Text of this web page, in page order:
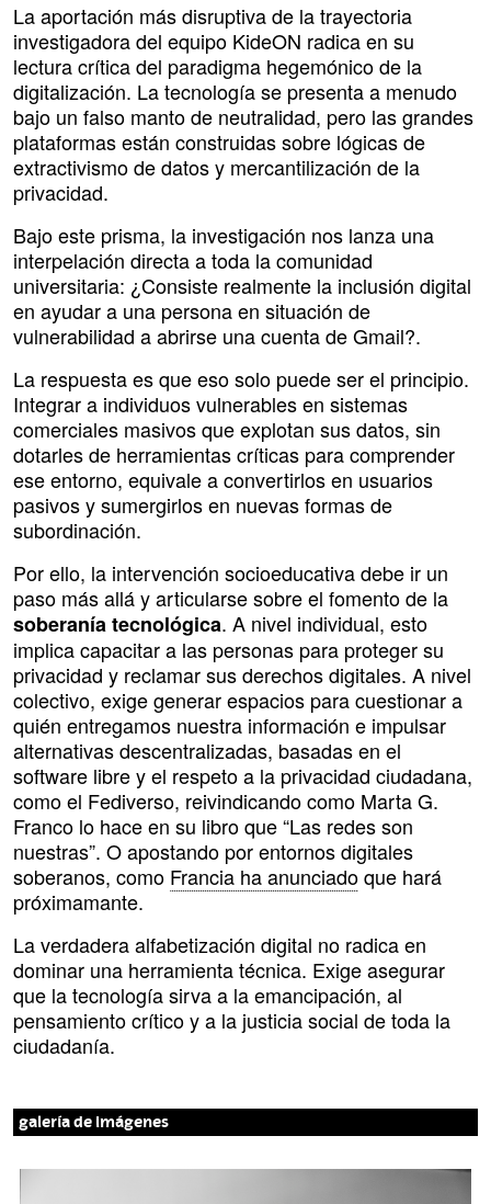
La aportación más disruptiva de la trayectoria
investigadora del equipo KideON radica en su
lectura crítica del paradigma hegemónico de la
digitalización. La tecnología se presenta a menudo
bajo un falso manto de neutralidad, pero las grandes
plataformas están construidas sobre lógicas de
extractivismo de datos y mercantilización de la
privacidad.
Bajo este prisma, la investigación nos lanza una
interpelación directa a toda la comunidad
universitaria: ¿Consiste realmente la inclusión digital
en ayudar a una persona en situación de
vulnerabilidad a abrirse una cuenta de Gmail?.
La respuesta es que eso solo puede ser el principio.
Integrar a individuos vulnerables en sistemas
comerciales masivos que explotan sus datos, sin
dotarles de herramientas críticas para comprender
ese entorno, equivale a convertirlos en usuarios
pasivos y sumergirlos en nuevas formas de
subordinación.
Por ello, la intervención socioeducativa debe ir un
paso más allá y articularse sobre el fomento de la
soberanía tecnológica. A nivel individual, esto
implica capacitar a las personas para proteger su
privacidad y reclamar sus derechos digitales. A nivel
colectivo, exige generar espacios para cuestionar a
quién entregamos nuestra información e impulsar
alternativas descentralizadas, basadas en el
software libre y el respeto a la privacidad ciudadana,
como el Fediverso, reivindicando como Marta G.
Franco lo hace en su libro que “Las redes son
nuestras”. O apostando por entornos digitales
soberanos, como Francia ha anunciadoque hará
próximamante.
La verdadera alfabetización digital no radica en
dominar una herramienta técnica. Exige asegurar
que la tecnología sirva a la emancipación, al
pensamiento crítico y a la justicia social de toda la
ciudadanía.
galería de imágenes